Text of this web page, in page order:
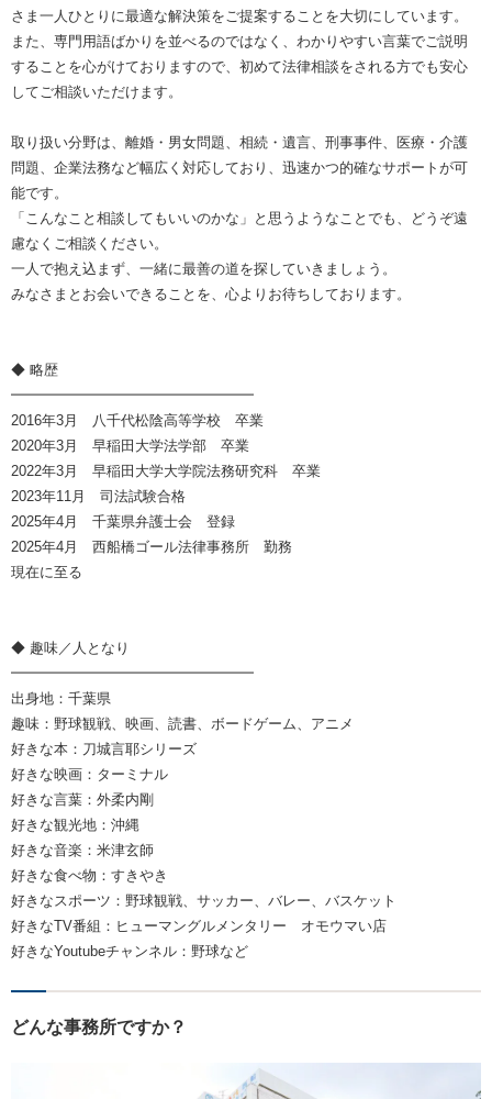
さま一人ひとりに最適な解決策をご提案することを大切にしています。
また、専門用語ばかりを並べるのではなく、わかりやすい言葉でご説明
することを心がけておりますので、初めて法律相談をされる方でも安心
してご相談いただけます。
取り扱い分野は、離婚・男女問題、相続・遺言、刑事事件、医療・介護
問題、企業法務など幅広く対応しており、迅速かつ的確なサポートが可
能です。
「こんなこと相談してもいいのかな」と思うようなことでも、どうぞ遠
慮なくご相談ください。
一人で抱え込まず、一緒に最善の道を探していきましょう。
みなさまとお会いできることを、心よりお待ちしております。
◆ 略歴
━━━━━━━━━━━━━━━━━
2016年3月 八千代松陰高等学校 卒業
2020年3月 早稲田大学法学部 卒業
2022年3月 早稲田大学大学院法務研究科 卒業
2023年11月 司法試験合格
2025年4月 千葉県弁護士会 登録
2025年4月 西船橋ゴール法律事務所 勤務
現在に至る
◆ 趣味／人となり
━━━━━━━━━━━━━━━━━
出身地：千葉県
趣味：野球観戦、映画、読書、ボードゲーム、アニメ
好きな本：刀城言耶シリーズ
好きな映画：ターミナル
好きな言葉：外柔内剛
好きな観光地：沖縄
好きな音楽：米津玄師
好きな食べ物：すきやき
好きなスポーツ：野球観戦、サッカー、バレー、バスケット
好きなTV番組：ヒューマングルメンタリー オモウマい店
好きなYoutubeチャンネル：野球など
どんな事務所ですか？